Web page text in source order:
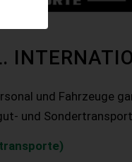
und Fahrzeuge
und Sondertransport.